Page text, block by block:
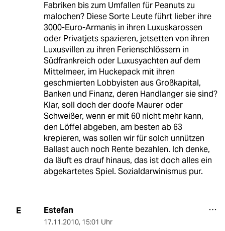
Fabriken bis zum Umfallen für Peanuts zu
malochen? Diese Sorte Leute führt lieber ihre
3000-Euro-Armanis in ihren Luxuskarossen
oder Privatjets spazieren, jetsetten von ihren
Luxusvillen zu ihren Ferienschlössern in
Südfrankreich oder Luxusyachten auf dem
Mittelmeer, im Huckepack mit ihren
geschmierten Lobbyisten aus Großkapital,
Banken und Finanz, deren Handlanger sie sind?
Klar, soll doch der doofe Maurer oder
Schweißer, wenn er mit 60 nicht mehr kann,
den Löffel abgeben, am besten ab 63
krepieren, was sollen wir für solch unnützen
Ballast auch noch Rente bezahlen. Ich denke,
da läuft es drauf hinaus, das ist doch alles ein
abgekartetes Spiel. Sozialdarwinismus pur.
E Estefan
17.11.2010, 15:01 Uhr